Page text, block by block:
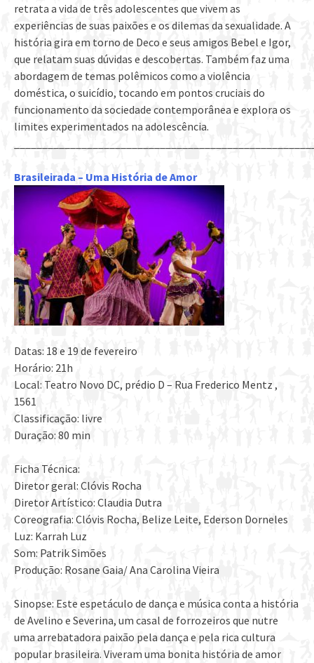
retrata a vida de três adolescentes que vivem as
experiências de suas paixões e os dilemas da sexualidade. A
história gira em torno de Deco e seus amigos Bebel e Igor,
que relatam suas dúvidas e descobertas. Também faz uma
abordagem de temas polêmicos como a violência
doméstica, o suicídio, tocando em pontos cruciais do
funcionamento da sociedade contemporânea e explora os
limites experimentados na adolescência.
Brasileirada – Uma História de Amor
Datas: 18 e 19 de fevereiro
Horário: 21h
Local: Teatro Novo DC, prédio D – Rua Frederico Mentz ,
1561
Classificação: livre
Duração: 80 min
Ficha Técnica:
Diretor geral: Clóvis Rocha
Diretor Artístico: Claudia Dutra
Coreografia: Clóvis Rocha, Belize Leite, Ederson Dorneles
Luz: Karrah Luz
Som: Patrik Simões
Produção: Rosane Gaia/ Ana Carolina Vieira
Sinopse: Este espetáculo de dança e música conta a história
de Avelino e Severina, um casal de forrozeiros que nutre
uma arrebatadora paixão pela dança e pela rica cultura
popular brasileira. Viveram uma bonita história de amor